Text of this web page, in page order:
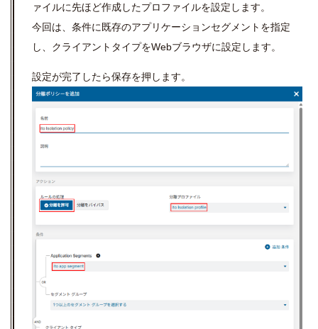
ァイルに先ほど作成したプロファイルを設定します。
今回は、条件に既存のアプリケーションセグメントを指定
し、クライアントタイプをWebブラウザに設定します。
設定が完了したら保存を押します。